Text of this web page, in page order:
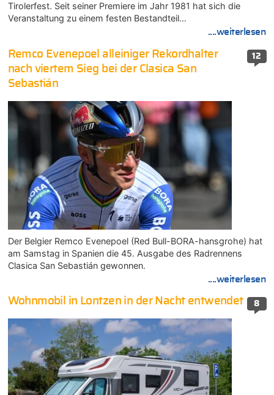
Tirolerfest. Seit seiner Premiere im Jahr 1981 hat sich die
Veranstaltung zu einem festen Bestandteil…
....weiterlesen
12
Remco Evenepoel alleiniger Rekordhalter
nach viertem Sieg bei der Clasica San
Sebastián
Der Belgier Remco Evenepoel (Red Bull-BORA-hansgrohe) hat
am Samstag in Spanien die 45. Ausgabe des Radrennens
Clasica San Sebastián gewonnen.
....weiterlesen
8
Wohnmobil in Lontzen in der Nacht entwendet